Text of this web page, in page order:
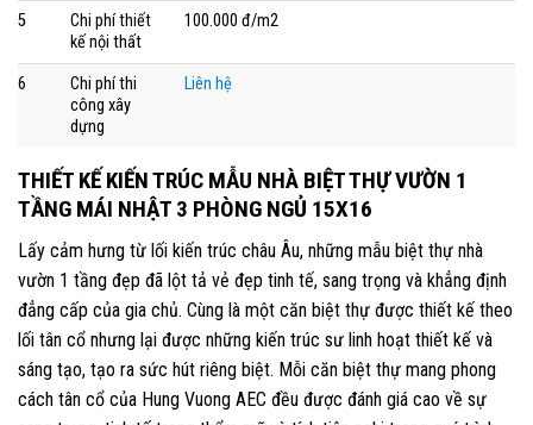
5
Chi phí thiết
kế nội thất
100.000 đ/m2
6
Chi phí thi
công xây
dựng
Liên hệ
THIẾT KẾ KIẾN TRÚC MẪU NHÀ BIỆT THỰ VƯỜN 1
TẦNG MÁI NHẬT 3 PHÒNG NGỦ 15X16
Lấy cảm hưng từ lối kiến trúc châu Âu, những mẫu biệt thự nhà
vườn 1 tầng đẹp đã lột tả vẻ đẹp tinh tế, sang trọng và khẳng định
đẳng cấp của gia chủ. Cùng là một căn biệt thự được thiết kế theo
lối tân cổ nhưng lại được những kiến trúc sư linh hoạt thiết kế và
sáng tạo, tạo ra sức hút riêng biệt. Mỗi căn biệt thự mang phong
cách tân cổ của Hung Vuong AEC đều được đánh giá cao về sự